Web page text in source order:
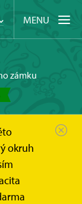
MENU
zámku
okruh